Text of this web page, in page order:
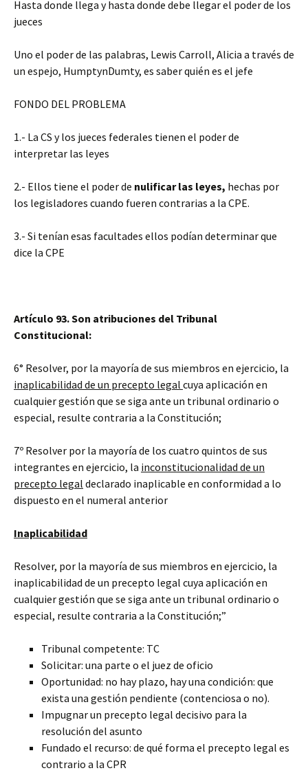
Hasta donde llega y hasta donde debe llegar el poder de los
jueces
Uno el poder de las palabras, Lewis Carroll, Alicia a través de
un espejo, HumptynDumty, es saber quién es el jefe
FONDO DEL PROBLEMA
1.- La CS y los jueces federales tienen el poder de
interpretar las leyes
2.- Ellos tiene el poder de nulificar las leyes, hechas por
los legisladores cuando fueren contrarias a la CPE.
3.- Si tenían esas facultades ellos podían determinar que
dice la CPE
Artículo 93. Son atribuciones del Tribunal
Constitucional:
6° Resolver, por la mayoría de sus miembros en ejercicio, la
inaplicabilidad de un precepto legal cuya aplicación en
cualquier gestión que se siga ante un tribunal ordinario o
especial, resulte contraria a la Constitución;
7º Resolver por la mayoría de los cuatro quintos de sus
integrantes en ejercicio, la inconstitucionalidad de un
precepto legal declarado inaplicable en conformidad a lo
dispuesto en el numeral anterior
Inaplicabilidad
Resolver, por la mayoría de sus miembros en ejercicio, la
inaplicabilidad de un precepto legal cuya aplicación en
cualquier gestión que se siga ante un tribunal ordinario o
especial, resulte contraria a la Constitución;”
Tribunal competente: TC
Solicitar: una parte o el juez de oficio
Oportunidad: no hay plazo, hay una condición: que
exista una gestión pendiente (contenciosa o no).
Impugnar un precepto legal decisivo para la
resolución del asunto
Fundado el recurso: de qué forma el precepto legal es
contrario a la CPR